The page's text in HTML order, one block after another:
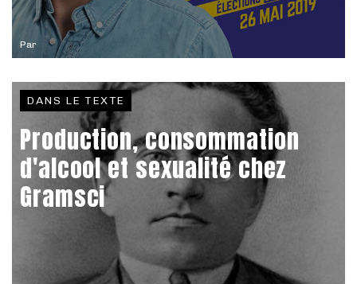
Par
DANS LE TEXTE
Production, consommation
d'alcool et sexualité chez
Gramsci